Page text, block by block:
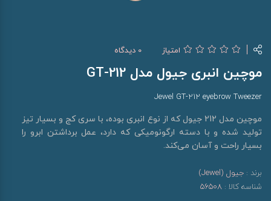
امتیاز 0 دیدگاه
موچین انبری جیول مدل GT-212
Jewel GT-212 eyebrow Tweezer
موچین مدل 212 جیول که از نوع انبری بوده، با سری کج و بسیار تیز
تولید شده و با دسته ارگونومیکی که دارد، عمل برداشتن ابرو را
بسیار راحت و آسان می‌کند.
برند : جیول (Jewel)
شناسه کالا : 56508